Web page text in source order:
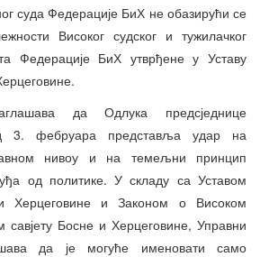
суда Федерације БиХ не обазирући се
Високог судског и тужилачког
Федерације БиХ утврђене у Уставу
да Одлука предсједнице
3. фебруара представља удар на
нивоу и на темељни принцип
од политике. У складу са Уставом
Херцеговине и Законом о Високом
савјету Босне и Херцеговине, Управни
да је могуће именовати само